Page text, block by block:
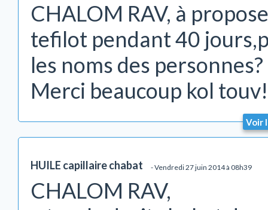
CHALOM RAV, à
tefilot pendant 40
les noms des personnes?
Merci beaucoup kol touv!
Voir
HUILE capillaire chabat - Vendredi 27 juin 2014 à 08h39
CHALOM RAV,